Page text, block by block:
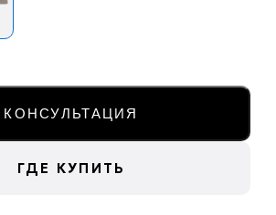
КОНСУЛЬТАЦИЯ
ГДЕ КУПИТЬ